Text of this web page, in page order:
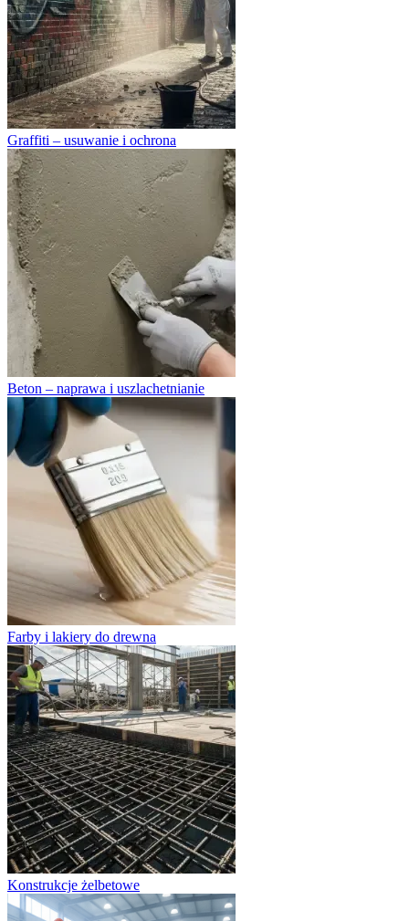
Graffiti – usuwanie i ochrona
Beton – naprawa i uszlachetnianie
Farby i lakiery do drewna
Konstrukcje żelbetowe